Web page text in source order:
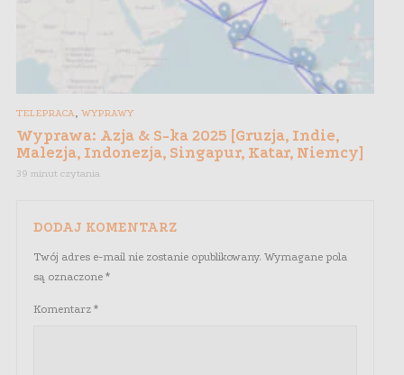
TELEPRACA, WYPRAWY
Wyprawa: Azja & S-ka 2025 [Gruzja, Indie,
Malezja, Indonezja, Singapur, Katar, Niemcy]
39 minut czytania
DODAJ KOMENTARZ
Twój adres e-mail nie zostanie opublikowany. Wymagane pola
są oznaczone *
Komentarz *